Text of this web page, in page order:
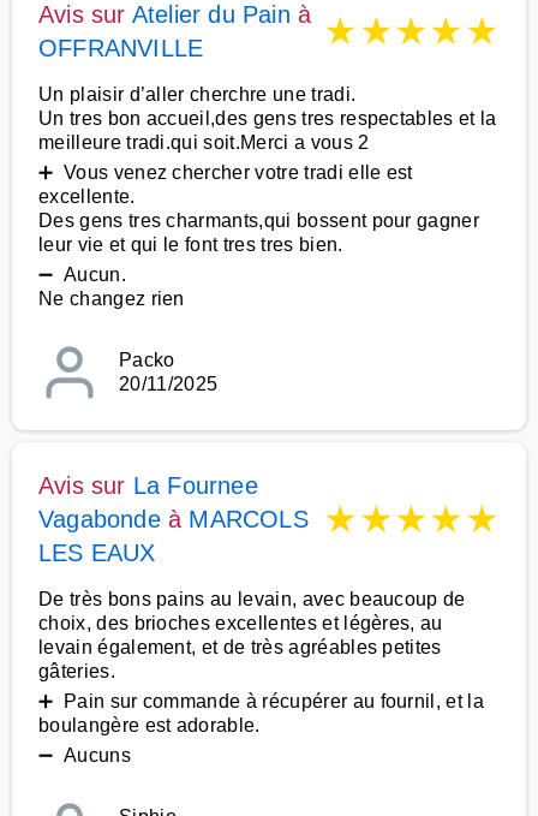
Avis sur Atelier du Pain à
OFFRANVILLE
★★★★★
Un plaisir d’aller cherchre une tradi.
Un tres bon accueil,des gens tres respectables et la
meilleure tradi.qui soit.Merci a vous 2
➕ Vous venez chercher votre tradi elle est
excellente.
Des gens tres charmants,qui bossent pour gagner
leur vie et qui le font tres tres bien.
➖ Aucun.
Ne changez rien
Packo
20/11/2025
Avis sur La Fournee
Vagabondeà MARCOLS
LES EAUX
★★★★★
De très bons pains au levain, avec beaucoup de
choix, des brioches excellentes et légères, au
levain également, et de très agréables petites
gâteries.
➕ Pain sur commande à récupérer au fournil, et la
boulangère est adorable.
➖ Aucuns